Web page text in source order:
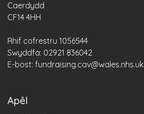
Caerdydd
CF14 4HH
Rhif cofrestru 1056544
Swyddfa: 02921 836042
E-bost: fundraising.cav@wales.nhs.uk
Apêl